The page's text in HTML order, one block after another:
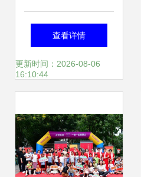
扬——校工会、妇
联成功举办烟台科
神杯”教职工拔河比
赛
查看详情
更新时间：2026-08-06
16:10:44